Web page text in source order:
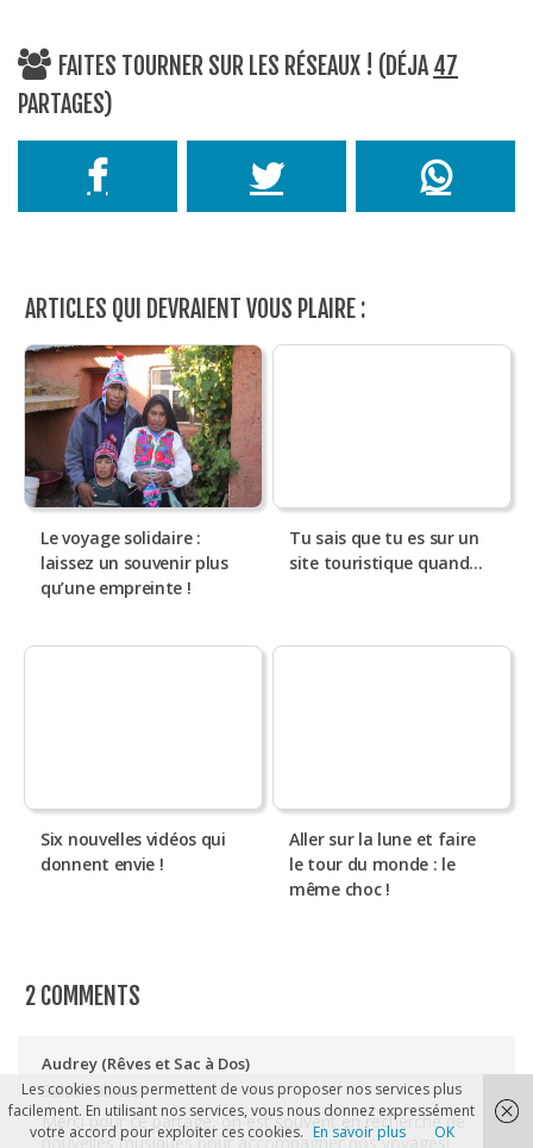
FAITES TOURNER SUR LES RÉSEAUX ! (DÉJA 47
PARTAGES)
ARTICLES QUI DEVRAIENT VOUS PLAIRE :
Le voyage solidaire :
laissez un souvenir plus
qu’une empreinte !
Tu sais que tu es sur un
site touristique quand…
Six nouvelles vidéos qui
donnent envie !
Aller sur la lune et faire
le tour du monde : le
même choc !
2 COMMENTS
Audrey (Rêves et Sac à Dos)
Salut Fabrice!
Merci pour ce partage, on est souvent en recherche de
nouvelles musiques pour accompagner nos voyages!
Les cookies nous permettent de vous proposer nos services plus
facilement. En utilisant nos services, vous nous donnez expressément
votre accord pour exploiter ces cookies. En savoir plus OK